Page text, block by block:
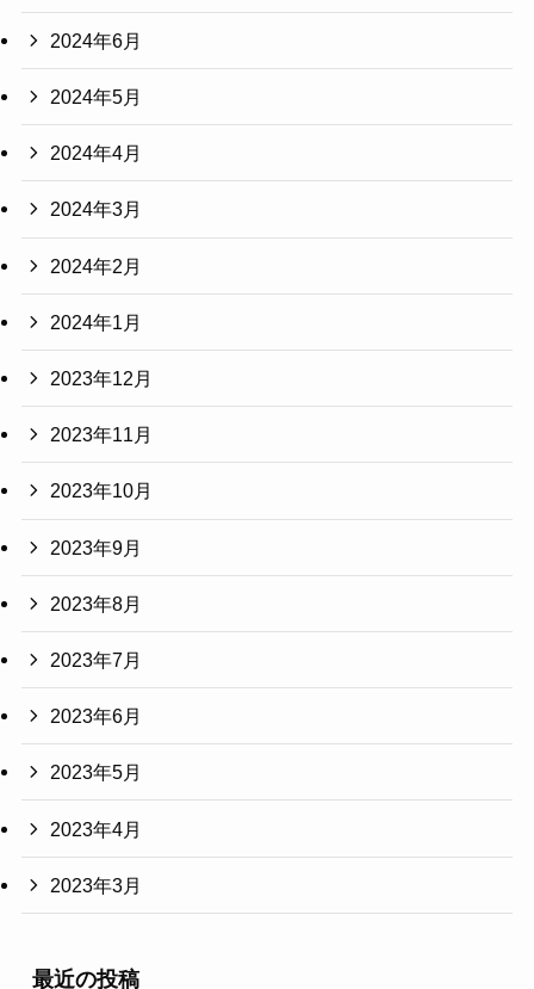
2024年6月
2024年5月
2024年4月
2024年3月
2024年2月
2024年1月
2023年12月
2023年11月
2023年10月
2023年9月
2023年8月
2023年7月
2023年6月
2023年5月
2023年4月
2023年3月
最近の投稿